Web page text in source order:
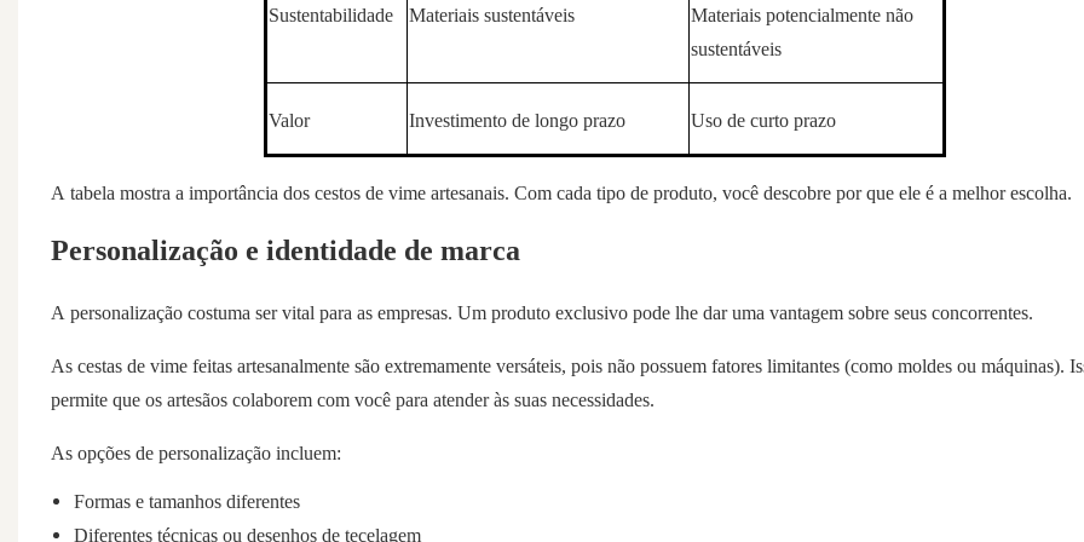
Sustentabilidade Materiais sustentáveis
Materiais potencialmente não
sustentáveis
Valor Investimento de longo prazo Uso de curto prazo
A tabela mostra a importância dos cestos de vime artesanais. Com cada tipo de produto, você descobre por que ele é a melhor escolha.
Personalização e identidade de marca
A personalização costuma ser vital para as empresas. Um produto exclusivo pode lhe dar uma vantagem sobre seus concorrentes.
As cestas de vime feitas artesanalmente são extremamente versáteis, pois não possuem fatores limitantes (como moldes ou máquinas).
permite que os artesãos colaborem com você para atender às suas necessidades.
As opções de personalização incluem:
Formas e tamanhos diferentes
Diferentes técnicas ou desenhos de tecelagem